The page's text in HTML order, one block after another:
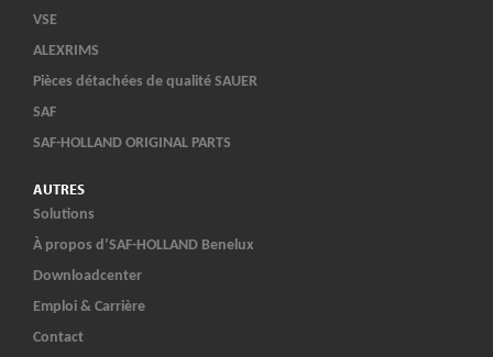
VSE
ALEXRIMS
Pièces détachées de qualité SAUER
SAF
SAF-HOLLAND ORIGINAL PARTS
AUTRES
Solutions
À propos d’SAF-HOLLAND Benelux
Downloadcenter
Emploi & Carrière
Contact